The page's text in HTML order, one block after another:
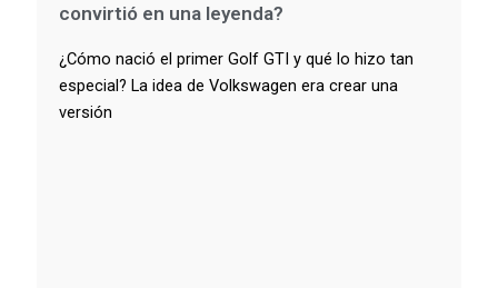
convirtió en una leyenda?
¿Cómo nació el primer Golf GTI y qué lo hizo tan
especial? La idea de Volkswagen era crear una
versión